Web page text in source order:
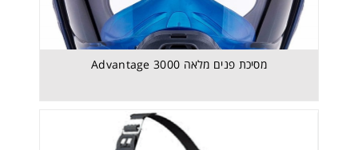
מסיכת פנים מלאה Advantage 3000
מסכת פנים מלאה 3S BAISC